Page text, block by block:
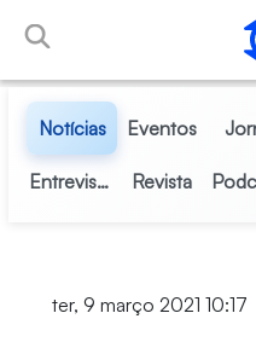
Pular para o Conteúdo
Notícias Eventos
Entrevistas Revista
ter, 9 março 2021 10:17